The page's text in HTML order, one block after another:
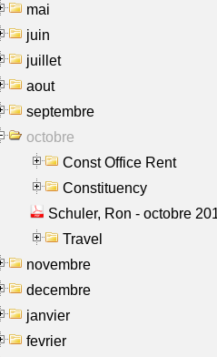
mai
juin
juillet
aout
septembre
octobre
Const Office Rent
Constituency
Schuler, Ron - octobre
Travel
novembre
decembre
janvier
fevrier